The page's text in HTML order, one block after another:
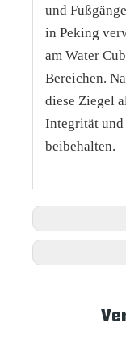
und
in Peking
am Water
Bereichen.
diese Ziegel
Integrität
beibehalten.